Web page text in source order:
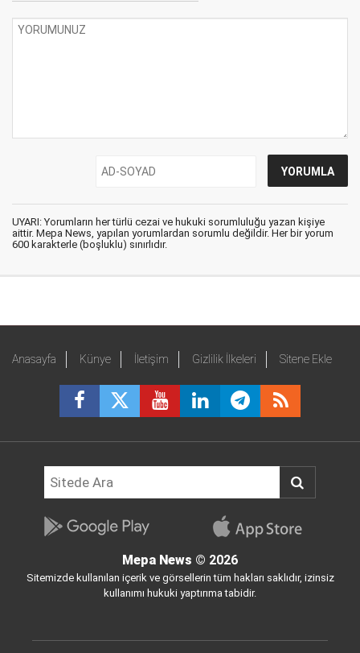
UYARI: Yorumların her türlü cezai ve hukuki sorumluluğu yazan kişiye
aittir. Mepa News, yapılan yorumlardan sorumlu değildir. Her bir yorum
600 karakterle (boşluklu) sınırlıdır.
Anasayfa Künye İletişim Gizlilik İlkeleri Sitene Ekle
Mepa News © 2026
Sitemizde kullanılan içerik ve görsellerin tüm hakları saklıdır, izinsiz
kullanımı hukuki yaptırıma tabidir.